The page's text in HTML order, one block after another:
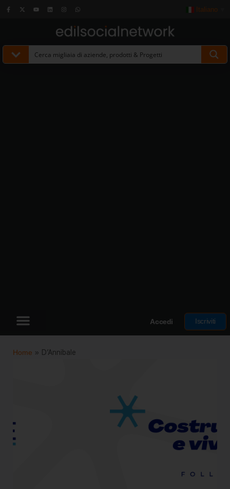
Italiano
Accedi Iscriviti
Home » D’Annibale